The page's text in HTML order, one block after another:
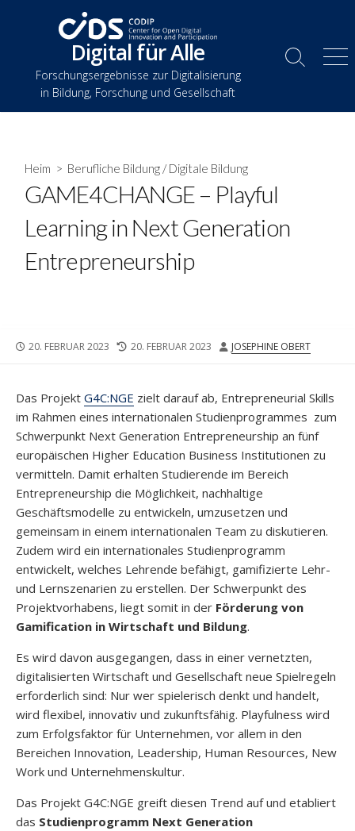
Digital für Alle
Forschungsergebnisse zur Digitalisierung
in Bildung, Forschung und Gesellschaft
Suche
Heim > Berufliche Bildung /Digitale Bildung
GAME4CHANGE – Playful
Learning in Next Generation
Entrepreneurship
VERÖFFENTLICHUNGSDATUM
20. FEBRUAR 2023
DATUM
ÄNDERUNG
20. FEBRUAR 2023 AUTOR
JOSEPHINE OBERT
Das Projekt G4C:NGE zielt darauf ab, Entrepreneurial Skills
im Rahmen eines internationalen Studienprogrammes zum
Schwerpunkt Next Generation Entrepreneurship an fünf
europäischen Higher Education Business Institutionen zu
vermitteln. Damit erhalten Studierende im Bereich
Entrepreneurship die Möglichkeit, nachhaltige
Geschäftsmodelle zu entwickeln, umzusetzen und
gemeinsam in einem internationalen Team zu diskutieren.
Zudem wird ein internationales Studienprogramm
entwickelt, welches Lehrende befähigt, gamifizierte Lehr-
und Lernszenarien zu erstellen. Der Schwerpunkt des
Projektvorhabens, liegt somit in der Förderung von
Gamification in Wirtschaft und Bildung.
Es wird davon ausgegangen, dass in einer vernetzten,
digitalisierten Wirtschaft und Gesellschaft neue Spielregeln
erforderlich sind: Nur wer spielerisch denkt und handelt,
wird flexibel, innovativ und zukunftsfähig. Playfulness wird
zum Erfolgsfaktor für Unternehmen, vor allem in den
Bereichen Innovation, Leadership, Human Resources, New
Work und Unternehmenskultur.
Das Projekt G4C:NGE greift diesen Trend auf und etabliert
das Studienprogramm Next Generation